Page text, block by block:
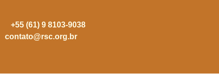
+55 (61) 9 8103-9038
contato@rsc.org.br